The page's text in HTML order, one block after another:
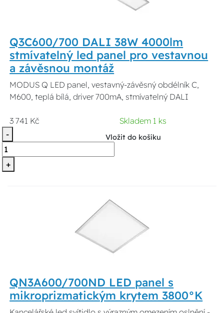
Q3C600/700 DALI 38W 4000lm
stmívatelný led panel pro vestavnou
a závěsnou montáž
MODUS Q LED panel, vestavný-závěsný obdélník C,
M600, teplá bílá, driver 700mA, stmívatelný DALI
3 741 Kč
Skladem 1 ks
-
+
Vložit do košíku
QN3A600/700ND LED panel s
mikroprizmatickým krytem 3800°K